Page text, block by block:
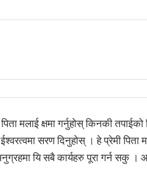
पिता मलाई क्षमा गर्नुहोस् किनकी
सरण दिनुहोस् । हे प्रेमी पिता
यि सबै कार्यहरु पूरा गर्न सकु